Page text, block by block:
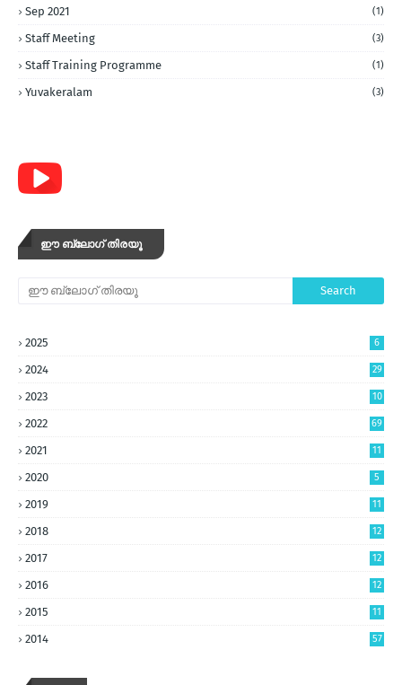
Sep 2021 (1)
Staff Meeting (3)
Staff Training Programme (1)
Yuvakeralam (3)
ഈ ബ്ലോഗ് തിരയൂ
2025 6
2024 29
2023
10
2022 69
2021 11
2020 5
2019 11
2018 12
2017 12
2016 12
2015 11
2014 57